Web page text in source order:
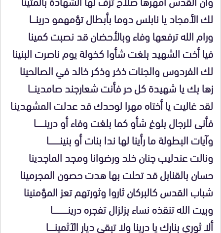
لك الأمجاد يا نابلس دوما بأبطال تؤمهمو درينــــا
ورام الله ترفعها وفاء وبالأحضان قد نصبت كمينا
فيا أخت الشهيد بلغت شأوا كخولة يوم ناصرت البنينا
لك الفردوس والجنات ذخر وذكر خالد في الصالحينا
زها بك يا شهيدة كل حر فأنت شعارجند صامدينــــا
لقد غاليت يا أختاه مهرا لوحدك قد عدلت المشهدينـا
فأنى للرجال بلوغ شأو كما بلغت وفاء أو درينــــــــا
وآيات البطولة ما رأينا لها ندا بنات أو بنينـــــــــــا
ونالت عندليب جنان خلد ورضوانا ومجد الماجدينا
حسان بالقنابل قد تحلت بها هدت حصون المجرمينا
شباب القدس كالبركان ثاروا وثورتهم تعز المؤمنينا
وبيت الله تنقذه نساء بزلزال تفجره درينـــــــــــــــا
ألا ثوري بنارك يا درينا ولا تبقي ديار الآثمينــــــا